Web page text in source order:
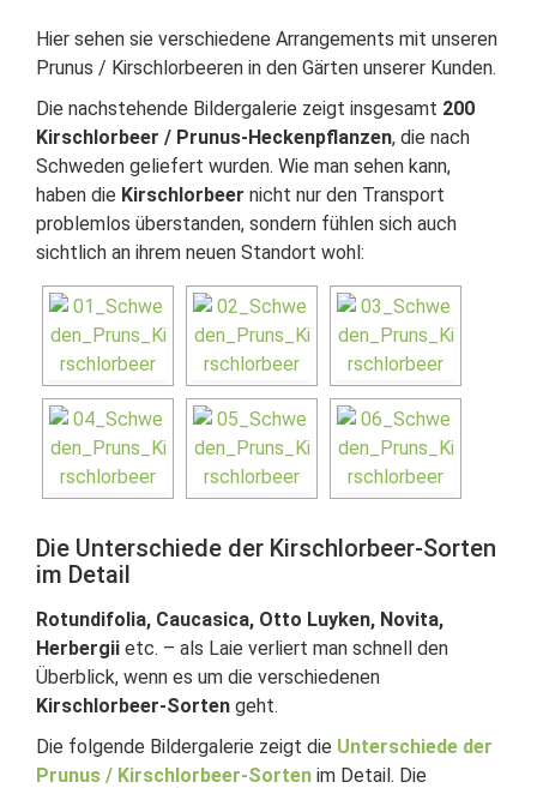
Hier sehen sie verschiedene Arrangements mit unseren
Prunus / Kirschlorbeeren in den Gärten unserer Kunden.
Die nachstehende Bildergalerie zeigt insgesamt 200
Kirschlorbeer / Prunus-Heckenpflanzen, die nach
Schweden geliefert wurden. Wie man sehen kann,
haben die Kirschlorbeer nicht nur den Transport
problemlos überstanden, sondern fühlen sich auch
sichtlich an ihrem neuen Standort wohl:
Die Unterschiede der Kirschlorbeer-Sorten
im Detail
Rotundifolia, Caucasica, Otto Luyken, Novita,
Herbergii etc. – als Laie verliert man schnell den
Überblick, wenn es um die verschiedenen
Kirschlorbeer-Sorten geht.
Die folgende Bildergalerie zeigt die Unterschiede der
Prunus / Kirschlorbeer-Sorten im Detail. Die